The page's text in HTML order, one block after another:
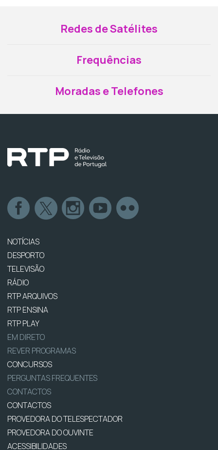
Redes de Satélites
Frequências
Moradas e Telefones
NOTÍCIAS
DESPORTO
TELEVISÃO
RÁDIO
RTP ARQUIVOS
RTP ENSINA
RTP PLAY
EM DIRETO
REVER PROGRAMAS
CONCURSOS
PERGUNTAS FREQUENTES
CONTACTOS
CONTACTOS
PROVEDORA DO TELESPECTADOR
PROVEDORA DO OUVINTE
ACESSIBILIDADES